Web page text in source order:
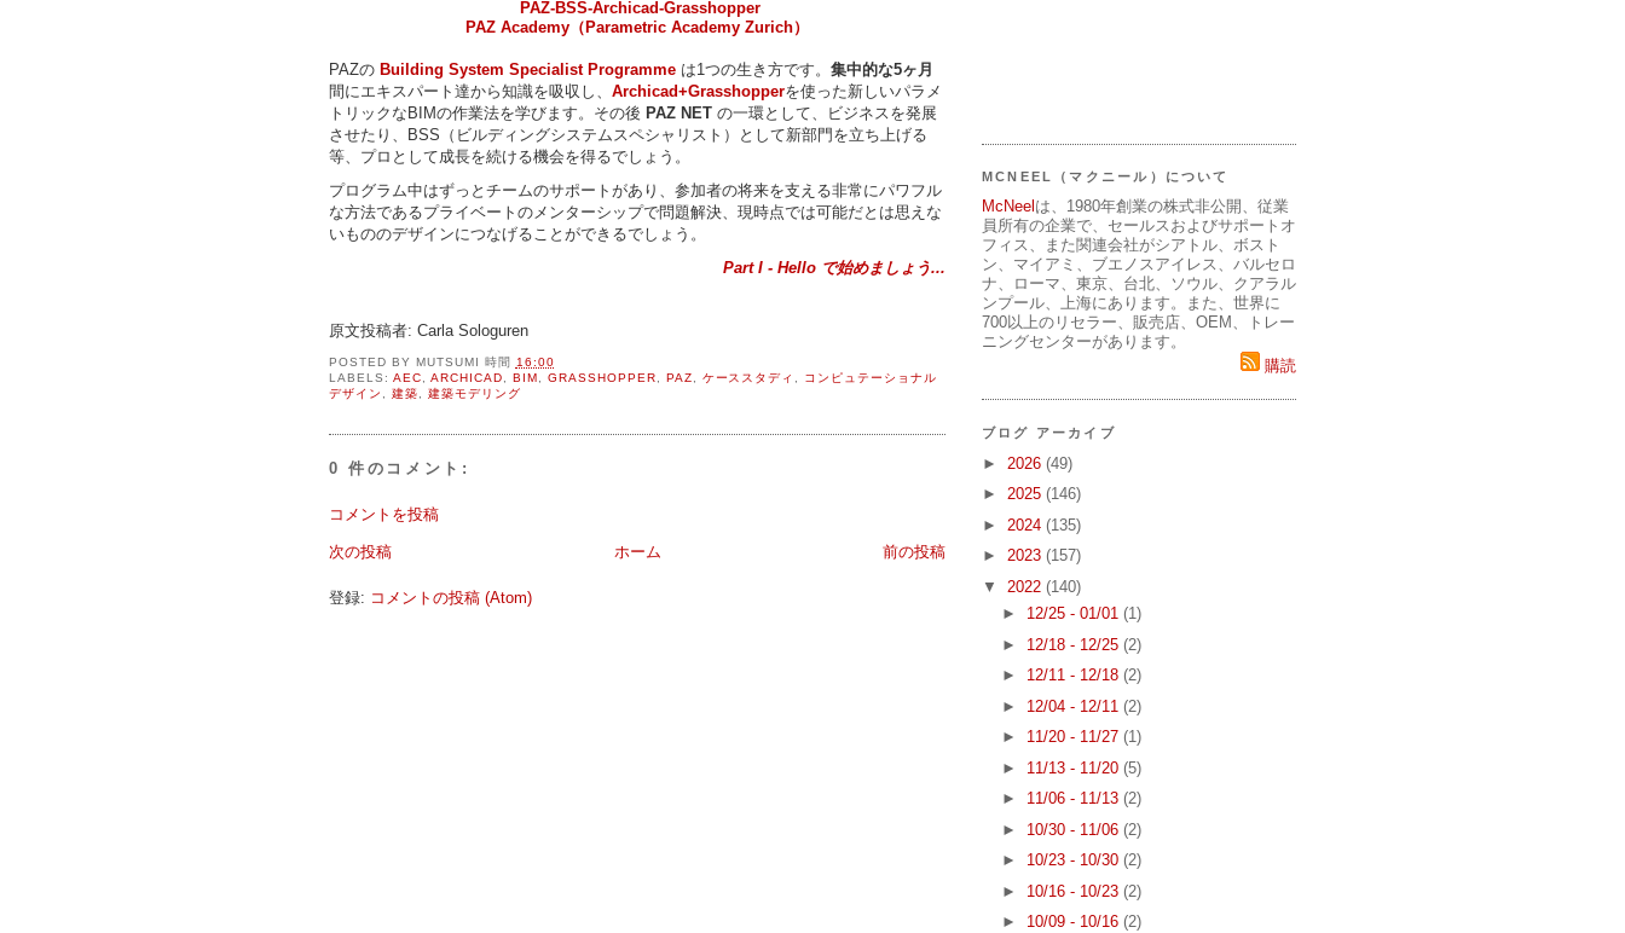
PAZ-BSS-Archicad-Grasshopper
PAZ Academy（Parametric Academy Zurich）
PAZの Building System Specialist Programme は1つの生き方です。 集中的な5ヶ月
間にエキスパート達から知識を吸収し、 Archicad+Grasshopperを使った新しいパラメ
トリックなBIMの作業法を学びます。その後 PAZ NET の一環として、ビジネスを発展
させたり、BSS（ビルディングシステムスペシャリスト）として新部門を立ち上げる
等、プロとして成長を続ける機会を得るでしょう。
プログラム中はずっとチームのサポートがあり、参加者の将来を支える非常にパワフル
な方法であるプライベートのメンターシップで問題解決、現時点では可能だとは思えな
いもののデザインにつなげることができるでしょう。
Part I - Hello で始めましょう...
原文投稿者: Carla Sologuren
POSTED BY MUTSUMI 時間
16:00
LABELS: AEC ARCHICAD BIM GRASSHOPPER PAZ ケーススタディ
コンピュテーショナル
デザイン
建築 建築モデリング
0 件のコメント:
コメントを投稿
次の投稿 前の投稿
ホーム
登録: コメントの投稿 (Atom)
MCNEEL（マクニール）について
McNeelは、1980年創業の株式非公開、従業
員所有の企業で、セールスおよびサポートオ
フィス、また関連会社がシアトル、ボスト
ン、マイアミ、ブエノスアイレス、バルセロ
ナ、ローマ、東京、台北、ソウル、クアラル
ンプール、上海にあります。また、世界に
700以上のリセラー、販売店、OEM、トレー
ニングセンターがあります。
購読
ブログ アーカイブ
► 2026 (49)
► 2025 (146)
► 2024 (135)
► 2023 (157)
▼ 2022 (140)
► 12/25 - 01/01 (1)
► 12/18 - 12/25 (2)
► 12/11 - 12/18 (2)
► 12/04 - 12/11 (2)
► 11/20 - 11/27 (1)
► 11/13 - 11/20 (5)
► 11/06 - 11/13 (2)
► 10/30 - 11/06 (2)
► 10/23 - 10/30 (2)
► 10/16 - 10/23 (2)
► 10/09 - 10/16 (2)